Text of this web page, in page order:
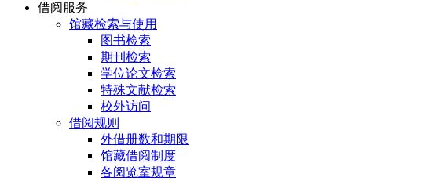
借阅服务
馆藏检索与使用
图书检索
期刊检索
学位论文检索
特殊文献检索
校外访问
借阅规则
外借册数和期限
馆藏借阅制度
各阅览室规章